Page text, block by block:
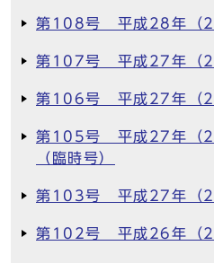
第108号 平成28年（
第107号 平成27年（
第106号 平成27年（
第105号 平成27年（
（臨時号）
第103号 平成27年（
第102号 平成26年（